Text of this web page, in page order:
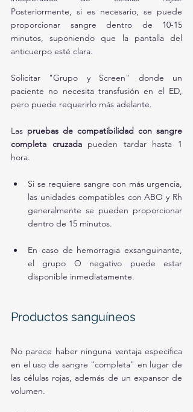
Posteriormente, si es necesario, se puede
proporcionar sangre dentro de 10-15
minutos, suponiendo que la pantalla del
anticuerpo esté clara.
Solicitar "Grupo y Screen" donde un
paciente no necesita transfusión en el ED,
pero puede requerirlo más adelante.
Las pruebas de compatibilidad con sangre
completa cruzada pueden tardar hasta 1
hora.
Si se requiere sangre con más urgencia,
las unidades compatibles con ABO y Rh
generalmente se pueden proporcionar
dentro de 15 minutos.
En caso de hemorragia exsanguinante,
el grupo O negativo puede estar
disponible inmediatamente.
Productos sanguíneos
No parece haber ninguna ventaja específica
en el uso de sangre "completa" en lugar de
las células rojas, además de un expansor de
volumen.